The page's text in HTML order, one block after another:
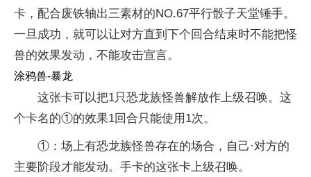
卡，配合废铁轴出三素材的NO.67平行骰子天堂锤手。
一旦成功，就可以让对方直到下个回合结束时不能把怪
兽的效果发动，不能攻击宣言。
涂鸦兽-暴龙
这张卡可以把1只恐龙族怪兽解放作上级召唤。这
个卡名的①的效果1回合只能使用1次。
①：场上有恐龙族怪兽存在的场合，自己·对方的
主要阶段才能发动。手卡的这张卡上级召唤。